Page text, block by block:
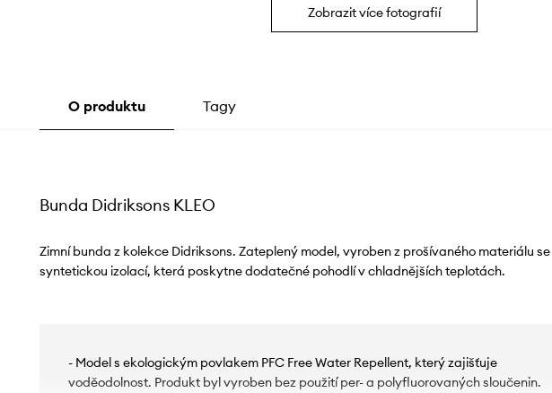
Zobrazit více fotografií
O produktu Tagy
Bunda Didriksons KLEO
Zimní bunda z kolekce Didriksons. Zateplený model, vyroben z prošívaného materiálu se
syntetickou izolací, která poskytne dodatečné pohodlí v chladnějších teplotách.
- Model s ekologickým povlakem PFC Free Water Repellent, který zajišťuje
voděodolnost. Produkt byl vyroben bez použití per- a polyfluorovaných sloučenin.